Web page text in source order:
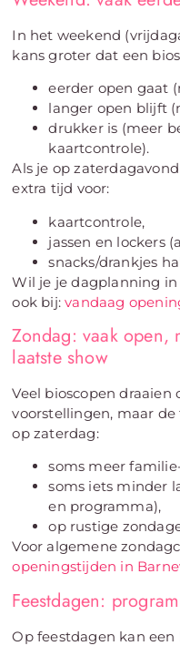
In het weekend
kans groter dat een
eerder open gaat
langer open blijft
drukker is (meer
kaartcontrole).
Als je op
extra tijd voor:
kaartcontrole,
jassen en lockers
snacks/drankjes
Wil je je dagplanning
ook bij:vandaag
Zondag: vaak open,
laatste show
Veel bioscopen draaien
voorstellingen, maar
op zaterdag:
soms meer
soms iets minder
en programma),
op rustige
Voor algemene
openingstijden in
Feestdagen:
Op feestdagen kan een